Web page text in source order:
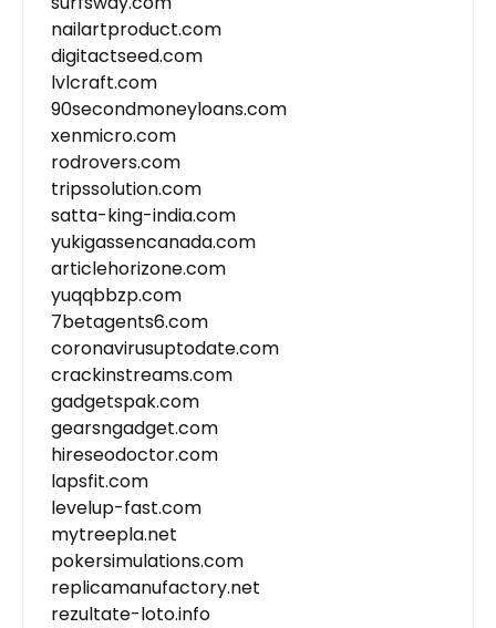
nailartproduct.com
digitactseed.com
lvlcraft.com
90secondmoneyloans.com
xenmicro.com
rodrovers.com
tripssolution.com
satta-king-india.com
yukigassencanada.com
articlehorizone.com
yuqqbbzp.com
7betagents6.com
coronavirusuptodate.com
crackinstreams.com
gadgetspak.com
gearsngadget.com
hireseodoctor.com
lapsfit.com
levelup-fast.com
mytreepla.net
pokersimulations.com
replicamanufactory.net
rezultate-loto.info